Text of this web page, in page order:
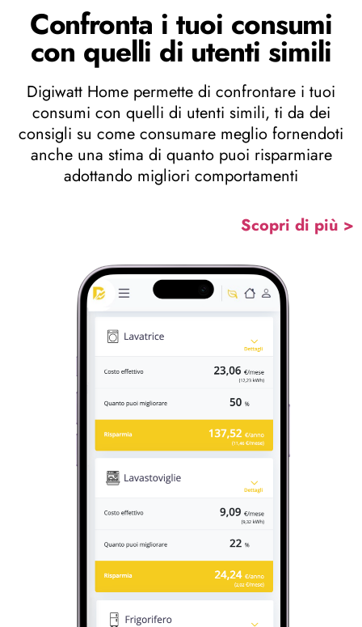
Confronta i tuoi consumi
con quelli di utenti simili
Digiwatt Home permette di confrontare i tuoi
consumi con quelli di utenti simili, ti da dei
consigli su come consumare meglio fornendoti
anche una stima di quanto puoi risparmiare
adottando migliori comportamenti
Scopri di più >